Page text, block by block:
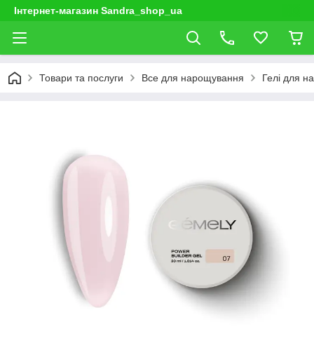
Інтернет-магазин Sandra_shop_ua
Товари та послуги Все для нарощування Гелі для